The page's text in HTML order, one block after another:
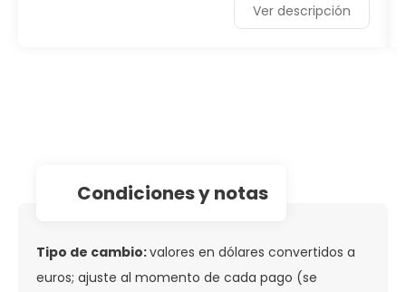
Ver descripción
condiciones y notas
Tipo de cambio:valores en dólares convertidos a
euros; ajuste al momento de cada pago (se